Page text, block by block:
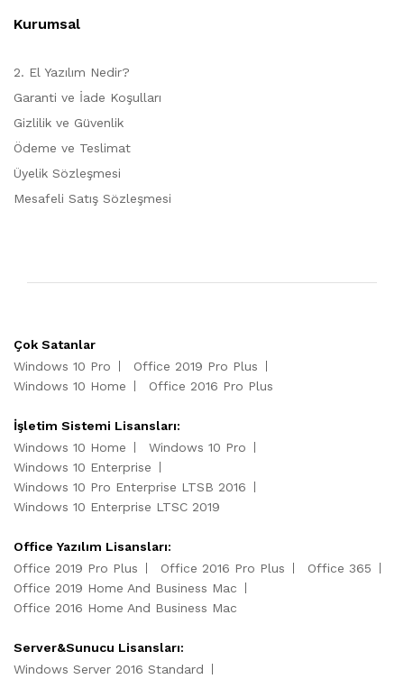
Kurumsal
2. El Yazılım Nedir?
Garanti ve İade Koşulları
Gizlilik ve Güvenlik
Ödeme ve Teslimat
Üyelik Sözleşmesi
Mesafeli Satış Sözleşmesi
Çok Satanlar
Windows 10 Pro
Office 2019 Pro Plus
Windows 10 Home
Office 2016 Pro Plus
İşletim Sistemi Lisansları:
Windows 10 Home
Windows 10 Pro
Windows 10 Enterprise
Windows 10 Pro Enterprise LTSB 2016
Windows 10 Enterprise LTSC 2019
Office Yazılım Lisansları:
Office 2019 Pro Plus
Office 2016 Pro Plus
Office 365
Office 2019 Home And Business Mac
Office 2016 Home And Business Mac
Server&Sunucu Lisansları:
Windows Server 2016 Standard